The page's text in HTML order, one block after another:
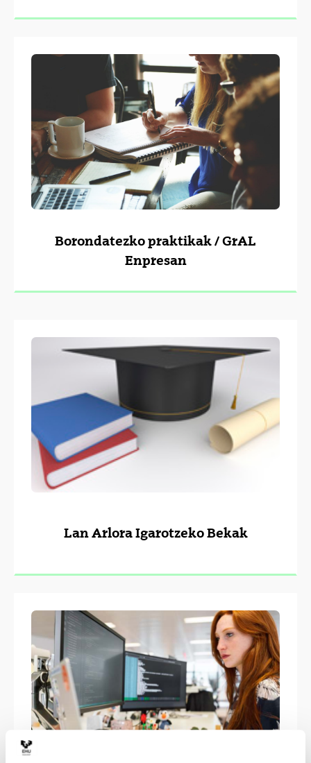
Borondatezko praktikak / GrAL
Enpresan
Lan Arlora Igarotzeko Bekak